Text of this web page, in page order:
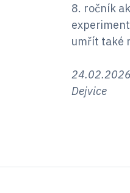
8. ročník
umřít také
Dejvice